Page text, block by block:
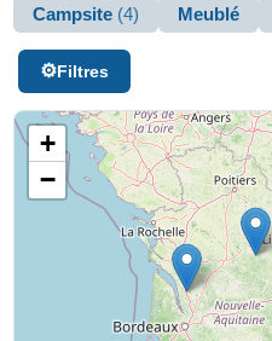
Campsite (4) Meublé
Filtres
+
−